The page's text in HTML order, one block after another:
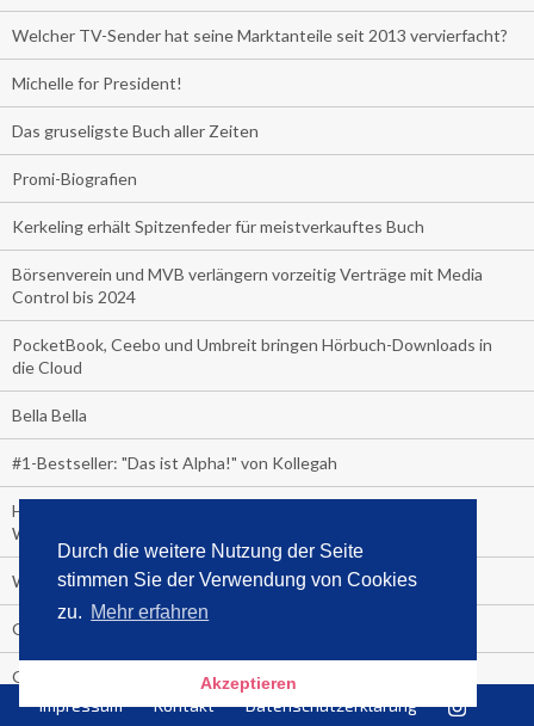
Durch die weitere Nutzung der Seite
stimmen Sie der Verwendung von Cookies
zu. Mehr erfahren
Akzeptieren
Welcher TV-Sender hat seine Marktanteile seit 2013 vervierfacht?
Michelle for President!
Das gruseligste Buch aller Zeiten
Promi-Biografien
Kerkeling erhält Spitzenfeder für meistverkauftes Buch
Börsenverein und MVB verlängern vorzeitig Verträge mit Media
Control bis 2024
PocketBook, Ceebo und Umbreit bringen Hörbuch-Downloads in
die Cloud
Bella Bella
#1-Bestseller: "Das ist Alpha!" von Kollegah
Hammer! "Fear: Trump in the White House" (auf Englisch) von
Watergate-Urgestein
Wie alt sind die TV-Zuschauer
Geisterfahrer auf Überholspur
Gegen Einsamkeit: Single-Haushalte schauen täglich fast 6
Impressum Kontakt Datenschutzerklärung